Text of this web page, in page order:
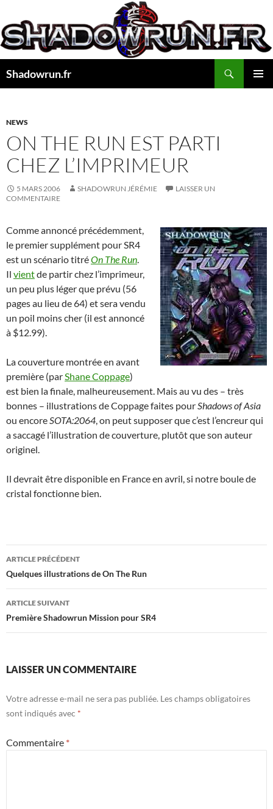
au
contenu
Shadowrun.fr
NEWS
ON THE RUN EST PARTI
CHEZ L’IMPRIMEUR
5 MARS 2006 SHADOWRUN JÉRÉMIE
LAISSER UN
COMMENTAIRE
Comme annoncé précédemment,
le premier supplément pour SR4
est un scénario titréOn The Run.
Il vientde partir chez l’imprimeur,
un peu plus léger que prévu (56
pages au lieu de 64) et sera vendu
un poil moins cher (il est annoncé
à $12.99).
La couverture montrée en avant
première (parShane Coppage)
est bien la finale, malheureusement. Mais au vu des – très
bonnes – illustrations de Coppage faites pourShadows of Asia
ou encoreSOTA:2064, on peut supposer que c’est l’encreur qui
a saccagé l’illustration de couverture, plutôt que son auteur
originel.
Il devrait être disponible en France en avril, si notre boule de
cristal fonctionne bien.
Navigation
des
articles
ARTICLE PRÉCÉDENT
Quelques illustrations de On The Run
ARTICLE SUIVANT
Première Shadowrun Mission pour SR4
LAISSER UN COMMENTAIRE
Votre adresse e-mail ne sera pas publiée. Les champs obligatoires
sont indiqués avec *
Commentaire *